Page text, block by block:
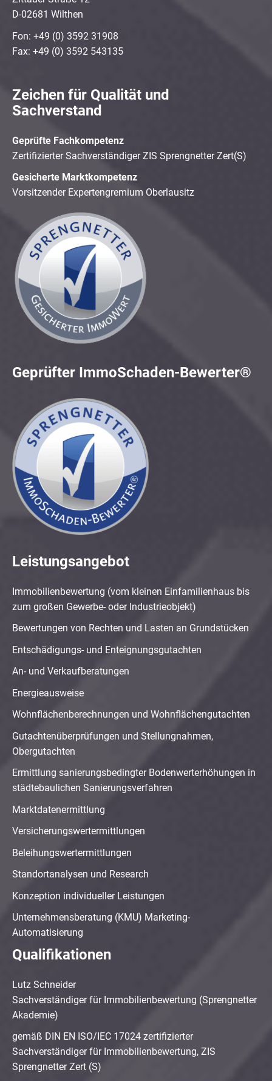
D-02681 Wilthen
Fon: +49 (0) 3592 31908
Fax: +49 (0) 3592 543135
Zeichen für Qualität und
Sachverstand
Geprüfte Fachkompetenz
Zertifizierter Sachverständiger ZIS Sprengnetter Zert(S)
Gesicherte Marktkompetenz
Vorsitzender Expertengremium Oberlausitz
Geprüfter ImmoSchaden-Bewerter®
Leistungsangebot
Immobilienbewertung (vom kleinen Einfamilienhaus bis
zum großen Gewerbe- oder Industrieobjekt)
Bewertungen von Rechten und Lasten an Grundstücken
Entschädigungs- und Enteignungsgutachten
An- und Verkaufberatungen
Energieausweise
Wohnflächenberechnungen und Wohnflächengutachten
Gutachtenüberprüfungen und Stellungnahmen,
Obergutachten
Ermittlung sanierungsbedingter Bodenwerterhöhungen in
städtebaulichen Sanierungsverfahren
Marktdatenermittlung
Versicherungswertermittlungen
Beleihungswertermittlungen
Standortanalysen und Research
Konzeption individueller Leistungen
Unternehmensberatung (KMU) Marketing-
Automatisierung
Qualifikationen
Lutz Schneider
Sachverständiger für Immobilienbewertung (Sprengnetter
Akademie)
gemäß DIN EN ISO/IEC 17024 zertifizierter
Sachverständiger für Immobilienbewertung, ZIS
Sprengnetter Zert (S)